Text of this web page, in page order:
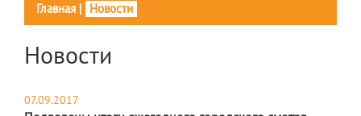
Главная | Новости
Новости
07.09.2017